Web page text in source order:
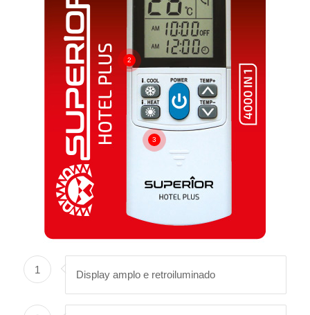
2
3
1 Display amplo e retroiluminado